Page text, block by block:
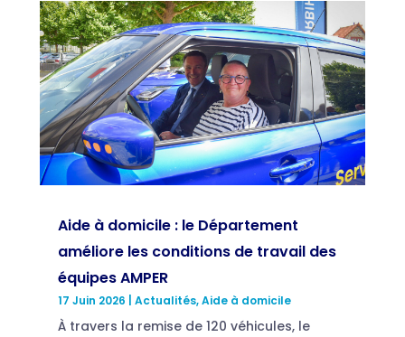
Aide à domicile : le Département
améliore les conditions de travail des
équipes AMPER
17 Juin 2026 Actualités,Aide à domicile
À travers la remise de 120 véhicules, le